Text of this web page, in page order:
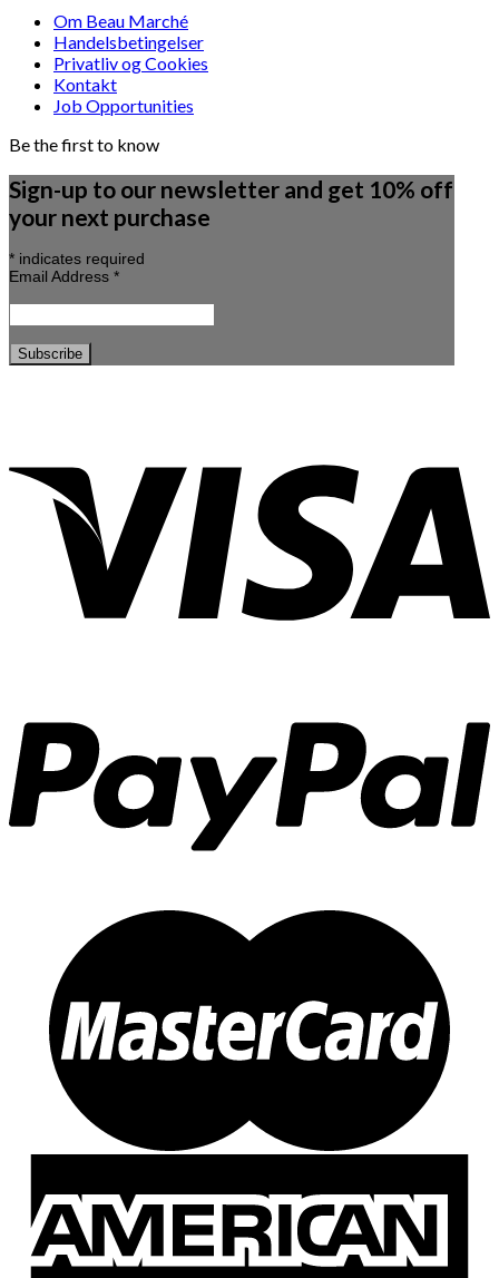
Om Beau Marché
Handelsbetingelser
Privatliv og Cookies
Kontakt
Job Opportunities
Be the first to know
Sign-up to our newsletter and get 10% off
your next purchase
* indicates required
Email Address *